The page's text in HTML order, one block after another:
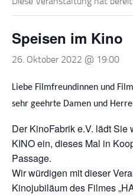
Speisen im Kino
26. Oktober 2022 @ 19:00
Liebe Filmfreundinnen und
sehr geehrte Damen und
Der KinoFabrik e.V. lädt Sie
KINOein, dieses Mal in
Passage.
Wir würdigen mit dieser
Kinojubiläum des Filmes